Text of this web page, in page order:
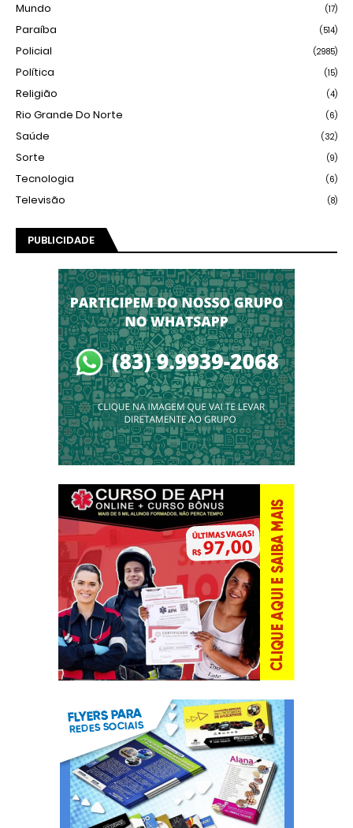
Mundo (17)
Paraíba (514)
Policial (2985)
Política (15)
Religião (4)
Rio Grande Do Norte (6)
Saúde (32)
Sorte (9)
Tecnologia (6)
Televisão (8)
PUBLICIDADE